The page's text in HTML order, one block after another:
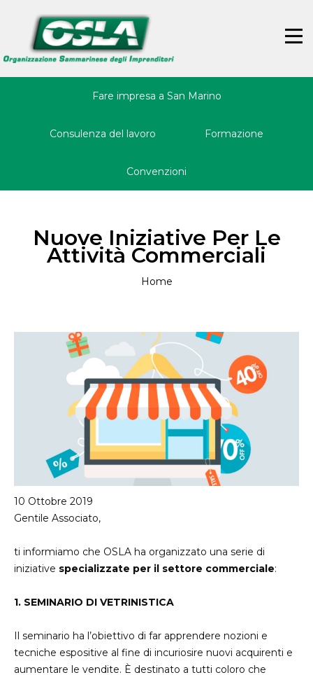
navigation
☰
Fare impresa a San Marino
Consulenza del lavoro Formazione
Convenzioni
Nuove Iniziative Per Le
Attività Commerciali
sei
Home
10 Ottobre 2019
Gentile Associato,
ti informiamo che OSLA ha organizzato una serie di
iniziative specializzate per il settore commerciale:
1. SEMINARIO DI VETRINISTICA
Il seminario ha l’obiettivo di far apprendere nozioni e
tecniche espositive al fine di incuriosire nuovi acquirenti e
aumentare le vendite. È destinato a tutti coloro che